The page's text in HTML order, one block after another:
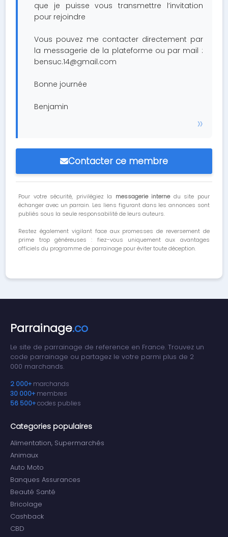
que je puisse vous transmettre l’invitation
pour rejoindre
Vous pouvez me contacter directement par
la messagerie de la plateforme ou par mail :
bensuc.14@gmail.com
Bonne journée
Benjamin
Contacter ce membre
Pour votre sécurité, privilégiez la messagerie internedu site pour
échanger avec un parrain. Les liens figurant dans les annonces sont
publiés sous la seule responsabilité de leurs auteurs.
Restez également vigilant face aux promesses de reversement de
prime trop généreuses : fiez-vous uniquement aux avantages
officiels du programme de parrainage pour éviter toute déception.
Parrainage.co
Le site de parrainage de reference en France. Trouvez un
code parrainage ou partagez le votre parmi plus de 2
000 marchands.
2 000+ marchands
30 000+ membres
56 500+codes publies
Categories populaires
Alimentation, Supermarchés
Animaux
Auto Moto
Banques Assurances
Beauté Santé
Bricolage
Cashback
CBD